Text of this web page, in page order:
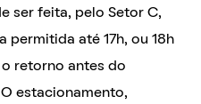
ser feita, pelo Setor C,
permitida até 17h, ou 18h
retorno antes do
estacionamento,